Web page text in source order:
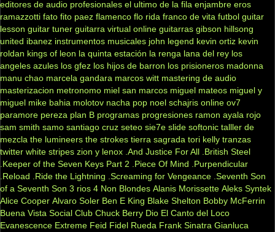
editores de audio profesionales el ultimo de la fila enjambre eros
ramazzotti fato fito paez flamenco flo rida franco de vita futbol guitar
lesson guitar tuner guitarra virtual online guitarras gibson hillsong
united ibanez instrumentos musicales john legend kevin ortiz kevin
roldan kings of leon la quinta estación la renga lana del rey los
angeles azules los gfez los hijos de barron los prisioneros madonna
manu chao marcela gandara marcos witt mastering de audio
masterizacion metronomo miel san marcos miguel mateos miguel y
miguel mike bahia molotov nacha pop noel schajris online ov7
paramore pereza plan B programas progresiones ramon ayala rojo
sam smith samo santiago cruz seteo sie7e slide softonic talller de
mezcla the lumineers the strokes tierra sagrada tori kelly tranzas
twitter white stripes zion y lenox .And Justice For All .British Steel
.Keeper of the Seven Keys Part 2
.Piece Of Mind
.Purpendicular
.Reload
.Ride the Lightning .Screaming for Vengeance .Seventh Son
of a Seventh Son 3 rios 4 Non Blondes Alanis Morissette Aleks Syntek
Alice Cooper Alvaro Soler Ben E King Blake Shelton Bobby McFerrin
Buena Vista Social Club Chuck Berry Dio El Canto del Loco
Evanescence Extreme Feid Fidel Rueda Frank Sinatra Gianluca